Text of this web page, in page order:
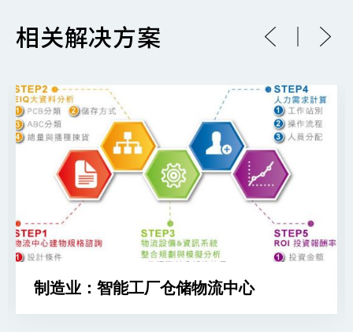
相关解决方案
制造业：智能工厂仓储物流中心